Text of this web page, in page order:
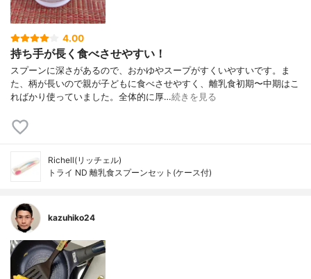
4.00
持ち手が長く食べさせやすい！
スプーンに深さがあるので、おかゆやスープがすくいやすいです。ま
た、柄が長いので親が子どもに食べさせやすく、離乳食初期〜中期はこ
ればかり使っていました。全体的に厚…続きを見る
Richell(リッチェル)
トライ ND 離乳食スプーンセット(ケース付)
kazuhiko24